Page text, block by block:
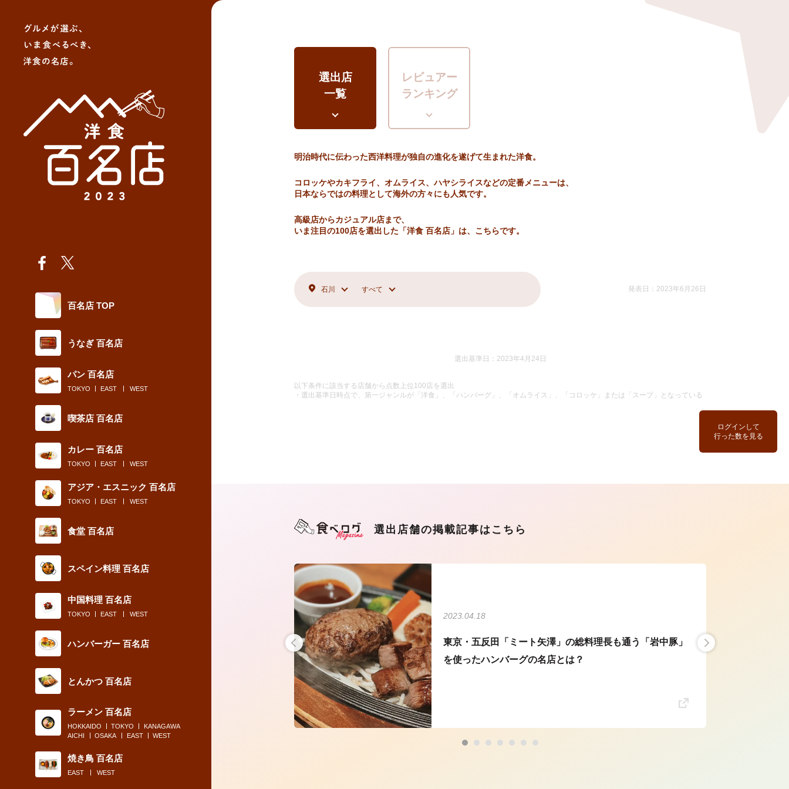
百名店 TOP
うなぎ 百名店
パン 百名店
TOKYO EAST WEST
喫茶店 百名店
カレー 百名店
TOKYO EAST WEST
アジア・エスニック 百名店
TOKYO EAST WEST
食堂 百名店
スペイン料理 百名店
中国料理 百名店
TOKYO EAST WEST
ハンバーガー 百名店
とんかつ 百名店
ラーメン 百名店
HOKKAIDO TOKYO
KANAGAWA
AICHI
OSAKA EAST WEST
焼き鳥 百名店
EAST WEST
選出店
一覧
レビュアー
ランキング
明治時代に伝わった西洋料理が独自の進化を遂げて生まれた洋食。
コロッケやカキフライ、オムライス、ハヤシライスなどの定番メニューは、
日本ならではの料理として海外の方々にも人気です。
高級店からカジュアル店まで、
いま注目の100店を選出した「洋食 百名店」は、こちらです。
石川 すべて 発表日：2023年6月26日
選出基準日：2023年4月24日
以下条件に該当する店舗から点数上位100店を選出
・選出基準日時点で、第一ジャンルが「洋食」、「ハンバーグ」、「オムライス」、「コロッケ」または「スープ」となっている
ログインして
行った数を見る
選出店舗の掲載記事はこちら
2020.12.30
食通に聞いた2020年のナンバーワン！ リピート必至の骨付き
豚のロースト
2023.04.18
東京・五反田「ミート矢澤」の総料理長も通う「岩中豚」
を使ったハンバーグの名店とは？